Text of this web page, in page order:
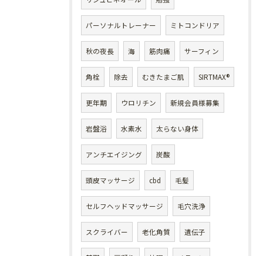
パーソナルトレーナー ミトコンドリア
秋の夜長 海 筋肉痛 サーフィン
角栓 除去 むきたまご肌 SIRTMAX®
更年期 ウロリチン 新規会員様募集
岩盤浴 水素水 太らない身体
アンチエイジング 炭酸
頭皮マッサージ cbd 毛髪
セルフヘッドマッサージ 毛穴洗浄
スクライバー 老化角質 遺伝子